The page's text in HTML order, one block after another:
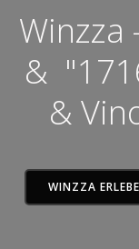
Winzza
&
&
WINZZA